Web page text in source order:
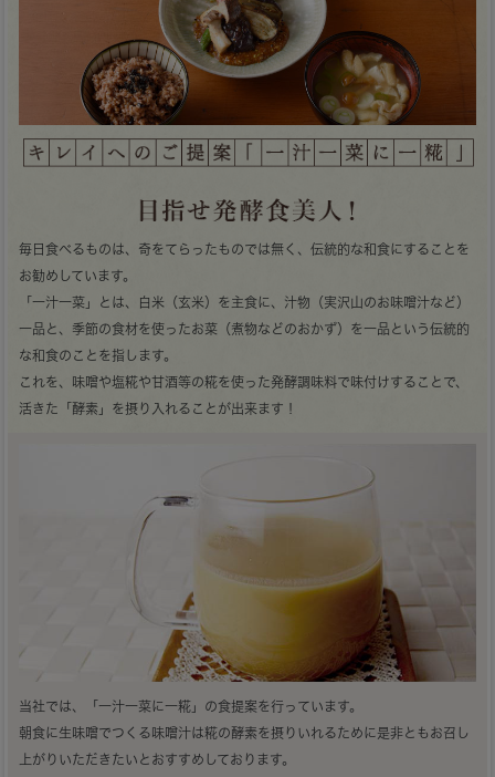
毎日食べるものは、奇をてらったものでは無く、伝統的な和食にすることを
お勧めしています。
「一汁一菜」とは、白米（玄米）を主食に、汁物（実沢山のお味噌汁など）
一品と、季節の食材を使ったお菜（煮物などのおかず）を一品という伝統的
な和食のことを指します。
これを、味噌や塩糀や甘酒等の糀を使った発酵調味料で味付けすることで、
活きた「酵素」を摂り入れることが出来ます！
当社では、「一汁一菜に一糀」の食提案を行っています。
朝食に生味噌でつくる味噌汁は糀の酵素を摂りいれるために是非ともお召し
上がりいただきたいとおすすめしております。